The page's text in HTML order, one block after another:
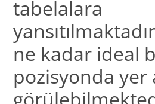
tabelalara
ne kadar ideal
pozisyonda yer